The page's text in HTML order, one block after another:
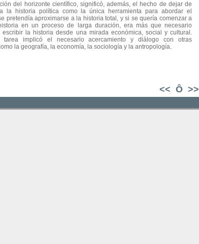
del horizonte científico, significó, además, el hecho de dejar de
la historia política como la única herramienta para abordar el
pretendía aproximarse a la historia total, y si se quería comenzar a
en un proceso de larga duración, era más que necesario
escribir la historia desde una mirada económica, social y cultural.
tarea implicó el necesario acercamiento y diálogo con otras
la geografía, la economía, la sociología y la antropología.
<< Ô >>